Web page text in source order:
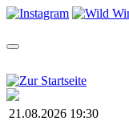
21.08.2026 19:30